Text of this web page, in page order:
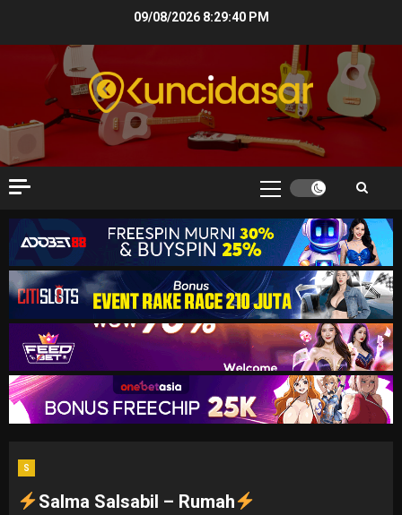
09/08/2026 8:29:41 PM
Primary
S
Salma Salsabil – Rumah